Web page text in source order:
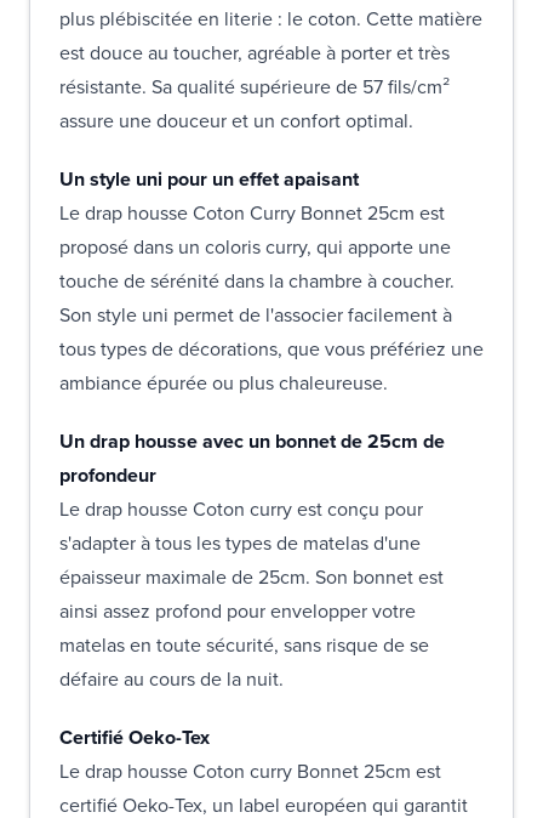
plus plébiscitée en literie : le coton. Cette matière
est douce au toucher, agréable à porter et très
résistante. Sa qualité supérieure de 57 fils/cm²
assure une douceur et un confort optimal.
Un style uni pour un effet apaisant
Le drap housse Coton Curry Bonnet 25cm est
proposé dans un coloris curry, qui apporte une
touche de sérénité dans la chambre à coucher.
Son style uni permet de l'associer facilement à
tous types de décorations, que vous préfériez une
ambiance épurée ou plus chaleureuse.
Un drap housse avec un bonnet de 25cm de
profondeur
Le drap housse Coton curry est conçu pour
s'adapter à tous les types de matelas d'une
épaisseur maximale de 25cm. Son bonnet est
ainsi assez profond pour envelopper votre
matelas en toute sécurité, sans risque de se
défaire au cours de la nuit.
Certifié Oeko-Tex
Le drap housse Coton curry Bonnet 25cm est
certifié Oeko-Tex, un label européen qui garantit